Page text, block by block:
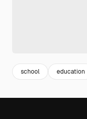
school education